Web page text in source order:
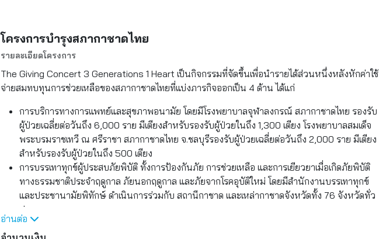
โครงการบำรุงสภากาชาดไทย
รายละเอียดโครงการ
The Giving Concert 3 Generations 1 Heart เป็นกิจกรรมที่จัดขึ้นเพื่อนำรายได้ส่วนหนึ่งหลังหักค่าใช้
จ่ายสมทบทุนการช่วยเหลือของสภากาชาดไทยที่แบ่งภารกิจออกเป็น 4 ด้าน ได้แก่
การบริการทางการแพทย์และสุขภาพอนามัย โดยมีโรงพยาบาลจุฬาลงกรณ์ สภากาชาดไทย รองรับ
ผู้ป่วยเฉลี่ยต่อวันถึง 6,000 ราย มีเตียงสำหรับรองรับผู้ป่วยในถึง 1,300 เตียง โรงพยาบาลสมเด็จ
พระบรมราชเทวี ณ ศรีราชา สภากาชาดไทย จ.ชลบุรีรองรับผู้ป่วยเฉลี่ยต่อวันถึง 2,000 ราย มีเตียง
สำหรับรองรับผู้ป่วยในถึง 500 เตียง
การบรรเทาทุกข์ผู้ประสบภัยพิบัติ ทั้งการป้องกันภัย การช่วยเหลือ และการเยียวยาเมื่อเกิดภัยพิบัติ
ทางธรรมชาติประจำฤดูกาล ภัยนอกฤดูกาล และภัยจากโรคอุบัติใหม่ โดยมีสำนักงานบรรเทาทุกข์
และประชานามัยพิทักษ์ ดำเนินการร่วมกับ สถานีกาชาด และเหล่ากาชาดจังหวัดทั้ง 76 จังหวัดทั่ว
ประเทศ
การบริการโลหิต อวัยวะ และชีววัตถุเป็นศูนย์กลางในการจัดหาและบริการสิ่งที่ ช่วยต่อชีวิตให้แก่ผู้
อ่านต่อ